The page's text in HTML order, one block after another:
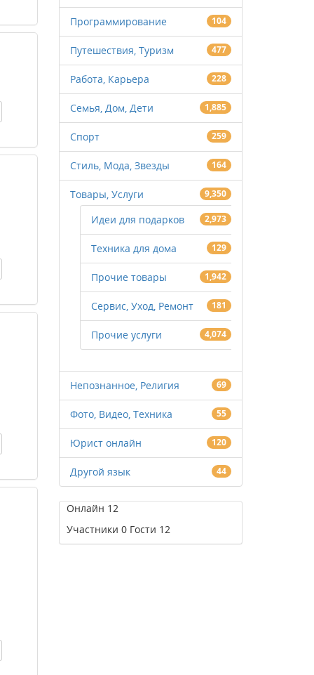
Программирование 104
Путешествия, Туризм 477
Работа, Карьера 228
Семья, Дом, Дети 1,885
Спорт 259
Стиль, Мода, Звезды 164
Товары, Услуги 9,350
Идеи для подарков 2,973
Техника для дома 129
Прочие товары 1,942
Сервис, Уход, Ремонт 181
Прочие услуги 4,074
Непознанное, Религия 69
Фото, Видео, Техника 55
Юрист онлайн 120
Другой язык 44
Онлайн 12
Участники 0Гости 12